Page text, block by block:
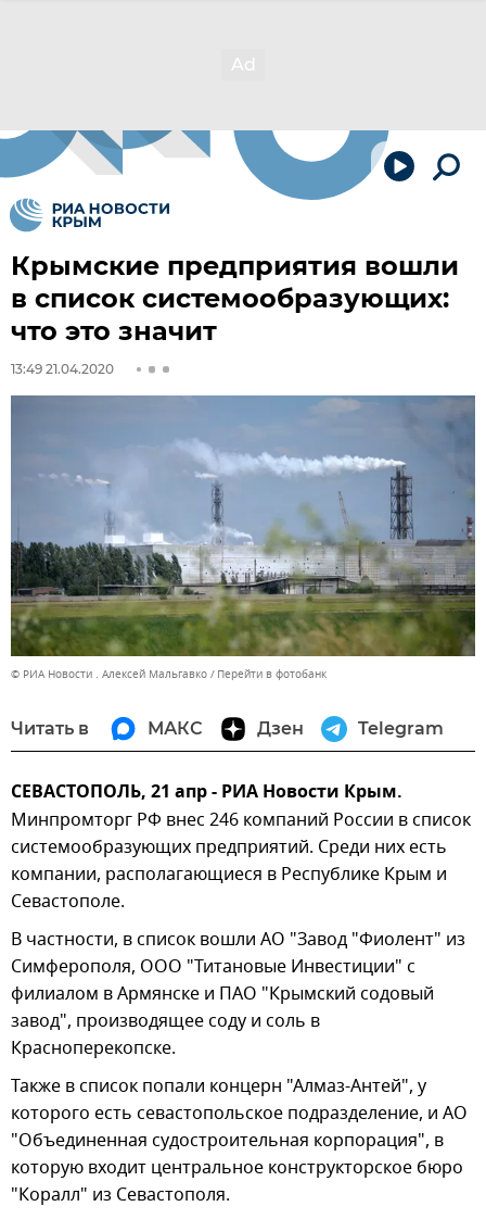
Крымские предприятия вошли
в список системообразующих:
что это значит
13:49 21.04.2020
© РИА Новости . Алексей Мальгавко Перейти в фотобанк
Читать в МАКС Дзен Telegram
СЕВАСТОПОЛЬ, 21 апр - РИА Новости Крым.
Минпромторг РФ внес 246 компаний России в список
системообразующих предприятий. Среди них есть
компании, располагающиеся в Республике Крым и
Севастополе.
В частности, в список вошли АО "Завод "Фиолент" из
Симферополя, ООО "Титановые Инвестиции" с
филиалом в Армянске и ПАО "Крымский содовый
завод", производящее соду и соль в
Красноперекопске.
Также в список попали концерн "Алмаз-Антей", у
которого есть севастопольское подразделение, и АО
"Объединенная судостроительная корпорация", в
которую входит центральное конструкторское бюро
"Коралл" из Севастополя.